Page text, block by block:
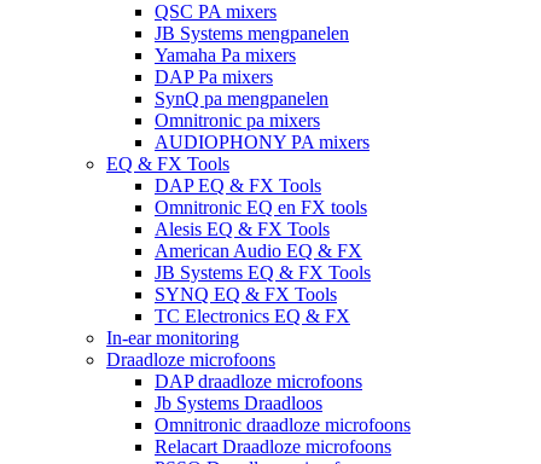
QSC PA mixers
JB Systems mengpanelen
Yamaha Pa mixers
DAP Pa mixers
SynQ pa mengpanelen
Omnitronic pa mixers
AUDIOPHONY PA mixers
EQ & FX Tools
DAP EQ & FX Tools
Omnitronic EQ en FX tools
Alesis EQ & FX Tools
American Audio EQ & FX
JB Systems EQ & FX Tools
SYNQ EQ & FX Tools
TC Electronics EQ & FX
In-ear monitoring
Draadloze microfoons
DAP draadloze microfoons
Jb Systems Draadloos
Omnitronic draadloze microfoons
Relacart Draadloze microfoons